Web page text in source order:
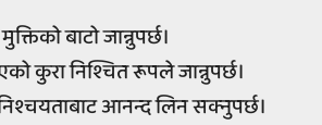
बाटो जान्नुपर्छ।
कुरा निश्चित रूपले जान्नुपर्छ।
आनन्द लिन सक्नुपर्छ।